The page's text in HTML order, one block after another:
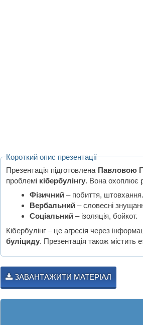
Короткий опис презентації
Презентація підготовлена Павловою
проблемі кібербулінгу. Вона охоплює
Фізичний – побиття, штовхання.
Вербальний – словесні
Соціальний – ізоляція, бойкот.
Кібербулінг – це агресія через
буліциду. Презентація також містить
ЗАВАНТАЖИТИ МАТЕРІАЛ